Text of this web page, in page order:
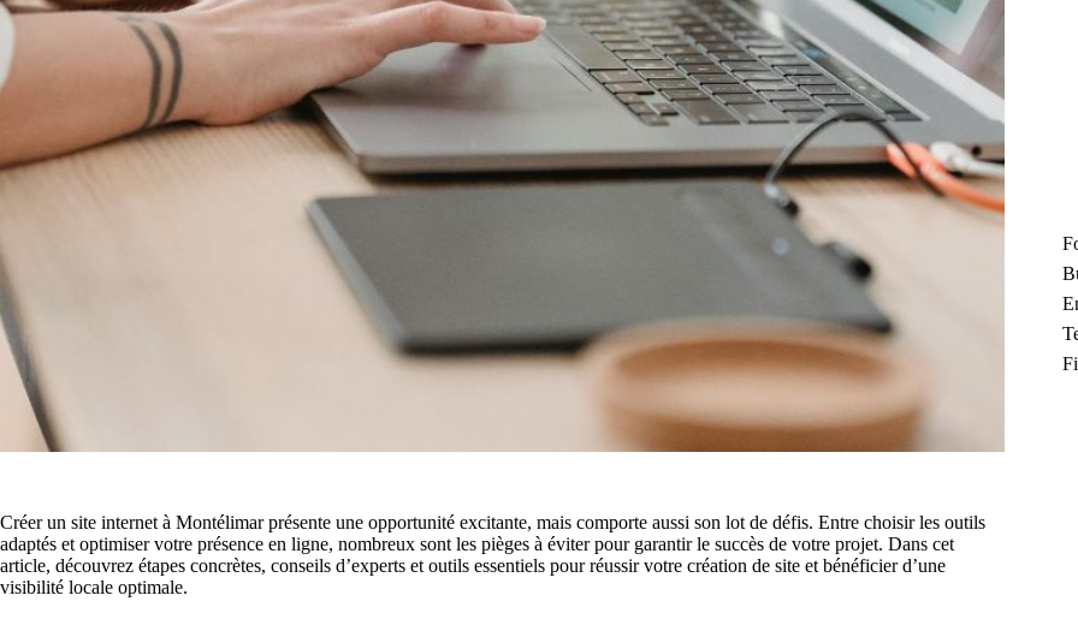
Créer un site internet à Montélimar présente une opportunité excitante, mais comporte aussi son lot de défis. Entre choisir les outils
adaptés et optimiser votre présence en ligne, nombreux sont les pièges à éviter pour garantir le succès de votre projet. Dans cet
article, découvrez étapes concrètes, conseils d’experts et outils essentiels pour réussir votre création de site et bénéficier d’une
visibilité locale optimale.